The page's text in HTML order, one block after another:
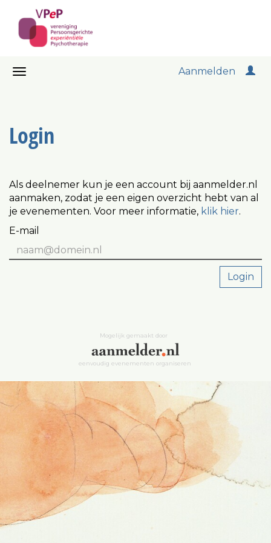
Aanmelden
Login
Als deelnemer kun je een account bij aanmelder.nl
aanmaken, zodat je een eigen overzicht hebt van al
je evenementen. Voor meer informatie, klik hier.
E-mail
Login
Mogelijk gemaakt door
eenvoudig evenementen organiseren